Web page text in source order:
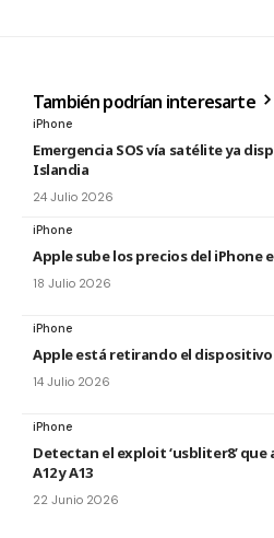
También podrían interesarte
iPhone
Emergencia SOS vía satélite ya
Islandia
24 Julio 2026
iPhone
Apple sube los precios del iPhone
18 Julio 2026
iPhone
Apple está retirando el dispositivo
14 Julio 2026
iPhone
Detectan el exploit ‘usbliter8’
A12 y A13
22 Junio 2026